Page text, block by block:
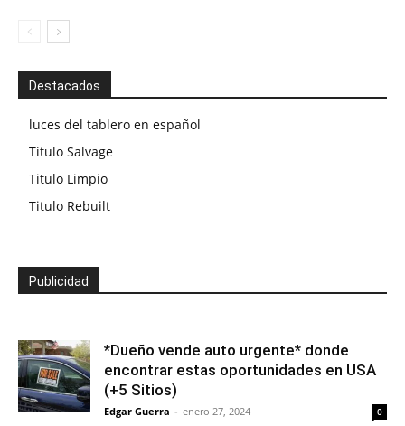
Destacados
luces del tablero en español
Titulo Salvage
Titulo Limpio
Titulo Rebuilt
Publicidad
*Dueño vende auto urgente* donde
encontrar estas oportunidades en USA
(+5 Sitios)
Edgar Guerra - enero 27, 2024 0